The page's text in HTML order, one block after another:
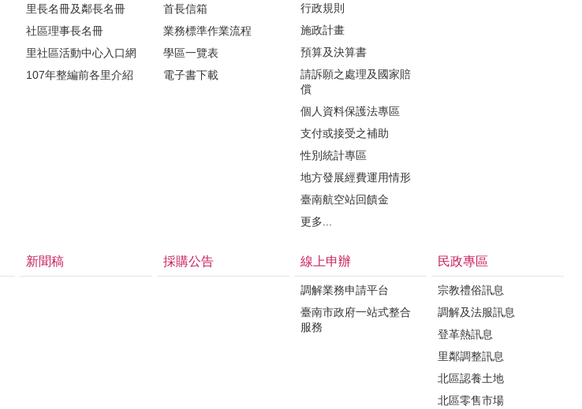
里長名冊及鄰長名冊
社區理事長名冊
里社區活動中心入口網
107年整編前各里介紹
首長信箱
業務標準作業流程
學區一覽表
電子書下載
行政規則
施政計畫
預算及決算書
請訴願之處理及國家賠
償
個人資料保護法專區
支付或接受之補助
性別統計專區
地方發展經費運用情形
臺南航空站回饋金
更多...
新聞稿 採購公告 線上申辦
調解業務申請平台
臺南市政府一站式整合
服務
民政專區
宗教禮俗訊息
調解及法服訊息
登革熱訊息
里鄰調整訊息
北區認養土地
北區零售市場